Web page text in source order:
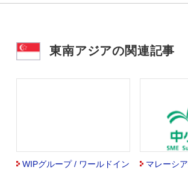
東南アジアの関連記事
WIPグループ / ワールドイン
マレーシ